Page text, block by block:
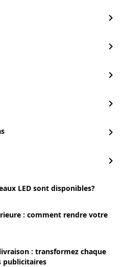
chevron_right
chevron_right
chevron_right
chevron_right
chevron_right
chevron_right
LED sont disponibles?
: comment rendre votre
: transformez chaque
publicitaires